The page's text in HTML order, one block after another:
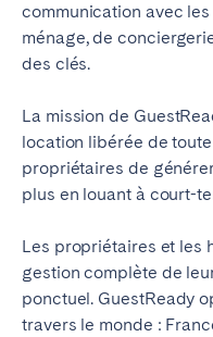
communication avec
ménage, de
des clés.
La mission de
location libérée de
propriétaires de
plus en louant à court-
Les propriétaires et les
gestion complète de
ponctuel. GuestReady
travers le monde :